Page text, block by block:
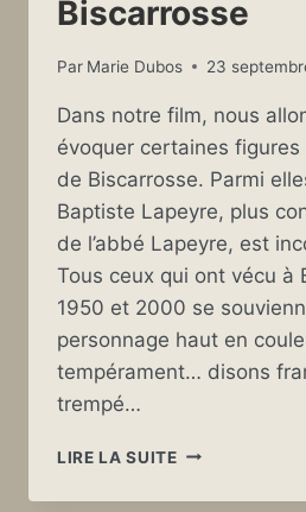
Biscarrosse
Par Marie Dubos 23
Dans notre film, nous
évoquer certaines
de Biscarrosse. Parmi
Baptiste Lapeyre, plus
de l’abbé Lapeyre, est
Tous ceux qui ont vécu à
1950 et 2000 se
personnage haut en
tempérament… disons
trempé…
LIRE LA SUITEL’ABBÉ
FIGURE